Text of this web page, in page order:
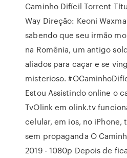
Caminho Difícil Torrent
Way Direção: Keoni
sabendo que seu irmão
na Romênia, um antigo
aliados para caçar e se
misterioso.
Estou Assistindo online o
TvOlink em olink.tv
celular, em ios, no
sem propaganda O
2019 - 1080p Depois de